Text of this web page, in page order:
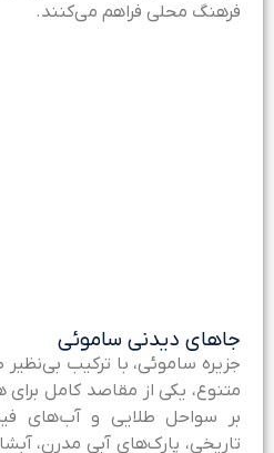
محلی فراهم می‌کنند.
دیدنی ساموئی
ساموئی، با ترکیب بی‌نظیر
یکی از مقاصد کامل برای هر
سواحل طلایی و آب‌های
پارک‌های آبی مدرن،